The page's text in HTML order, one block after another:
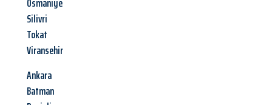
Silivri
Tokat
Viransehir
Ankara
Batman